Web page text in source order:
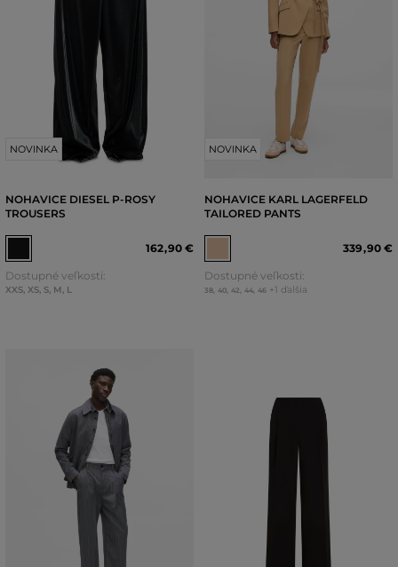
NOVINKA
NOHAVICE DIESEL P-ROSY
TROUSERS
162,90 €
Dostupné veľkosti:
XXS, XS, S, M, L
NOVINKA
NOHAVICE KARL LAGERFELD
TAILORED PANTS
339,90 €
Dostupné veľkosti:
38, 40, 42 44, 46 +1 ďalšia